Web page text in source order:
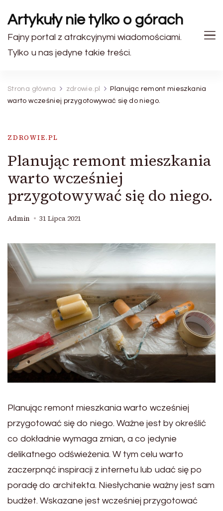
Artykuły nie tylko o górach
Fajny portal z atrakcyjnymi wiadomościami.
Tylko u nas jedyne takie treści.
Strona główna zdrowie.pl
Planując remont mieszkania
warto wcześniej przygotowywać się do niego.
ZDROWIE.PL
Planując remont mieszkania
warto wcześniej
przygotowywać się do niego.
Admin 31 Lipca 2021
Planując remont mieszkania warto wcześniej
przygotować się do niego. Ważne jest by określić
co dokładnie wymaga zmian, a co jedynie
delikatnego odświeżenia. W tym celu warto
zaczerpnąć inspiracji z internetu lub udać się po
poradę do architekta. Niesłychanie ważny jest sam
budżet. Wskazane jest wcześniej przygotować